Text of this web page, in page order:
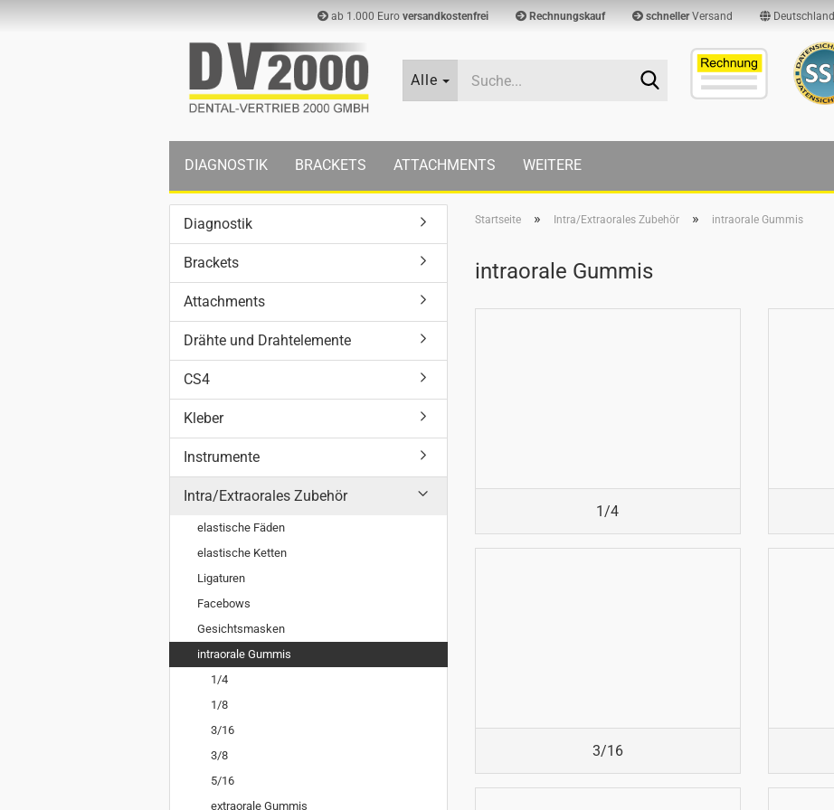
ab 1.000 Euro versandkostenfrei Rechnungskauf schnellerVersand Deutschland
Alle
Suche...
DIAGNOSTIK BRACKETS ATTACHMENTS WEITERE
Startseite » Intra/Extraorales Zubehör » intraorale Gummis
intraorale Gummis
1/4
3/16
Diagnostik
Brackets
Attachments
Drähte und Drahtelemente
CS4
Kleber
Instrumente
Intra/Extraorales Zubehör
elastische Fäden
elastische Ketten
Ligaturen
Facebows
Gesichtsmasken
intraorale Gummis
1/4
1/8
3/16
3/8
5/16
extraorale Gummis